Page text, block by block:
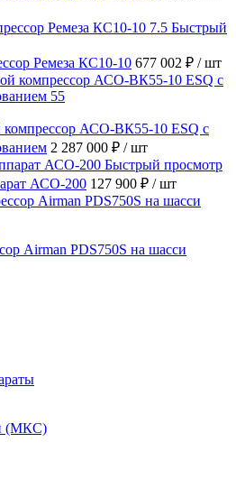
Быстрый
Ремеза КС10-10 677 002 ₽ / шт
компрессор АСО-ВК55-10 ESQ с
2 287 000 ₽ / шт
Быстрый просмотр
АСО-200 127 900 ₽ / шт
Airman PDS750S на шасси
(МКС)